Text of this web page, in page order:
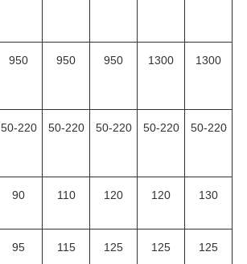
950 950 950 1300 1300
50-220 50-220 50-220 50-220 50-220
90 110 120 120 130
95 115 125 125 125